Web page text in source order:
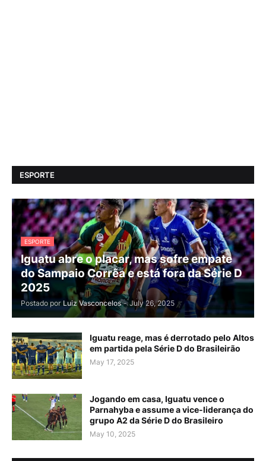
ESPORTE
ESPORTE
Iguatu abre o placar, mas sofre empate
do Sampaio Corrêa e está fora da Série D
2025
Postado por Luiz Vasconcelos - July 26, 2025
Iguatu reage, mas é derrotado pelo Altos
em partida pela Série D do Brasileirão
May 17, 2025
Jogando em casa, Iguatu vence o
Parnahyba e assume a vice-liderança do
grupo A2 da Série D do Brasileiro
May 10, 2025